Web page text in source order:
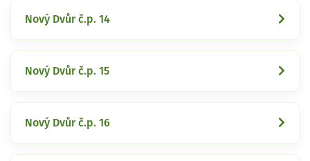
Nový Dvůr č.p. 14
Nový Dvůr č.p. 15
Nový Dvůr č.p. 16